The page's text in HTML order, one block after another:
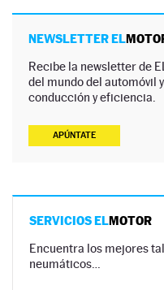
NEWSLETTER EL
Recibe la newsletter de
del mundo del automóvil
conducción y eficiencia.
APÚNTATE
SERVICIOS ELMOTOR
Encuentra los mejores
neumáticos…